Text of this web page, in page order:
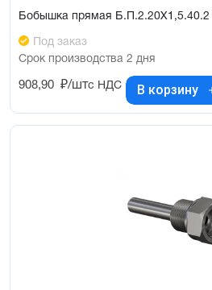
Бобышка прямая Б.П.2.20Х1,5.40.2
Под заказ
Срок производства 2 дня
908,90 ₽/штс НДС В корзину